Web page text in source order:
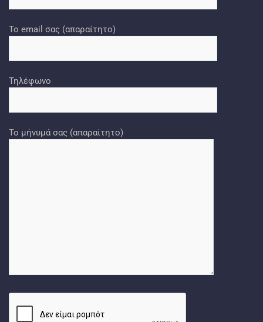
Το email σας (απαραίτητο)
Τηλέφωνο
Το μήνυμά σας (απαραίτητο)